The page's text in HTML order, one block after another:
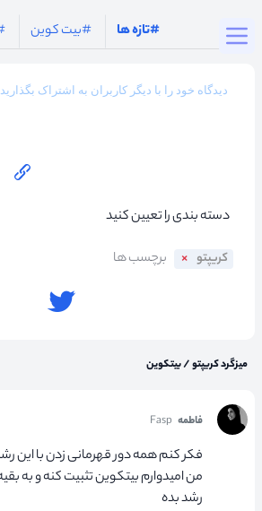
#تازه ها #بیت کوین
کریپتو
میزگرد کریپتو/بیتکوین
فاطمه Fasp
فکر کنم همه دور قهرمانی زدن با این
من امیدوارم بیتکوین تثبیت کنه و به
رشد بده